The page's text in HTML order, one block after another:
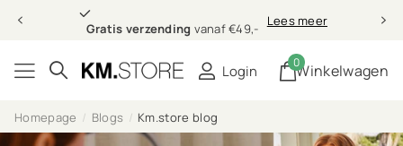
Gratis verzendingvanaf €49,- Lees meer
Login Winkelwagen
0
Homepage Blogs Km.store blog